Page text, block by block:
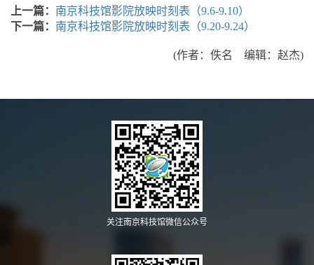
上一篇： 南京科技馆影院放映时刻表（9.6-9.10）
下一篇： 南京科技馆影院放映时刻表（9.20-9.24）
(作者：佚名 编辑：赵杰)
关注南京科技馆微信公众号